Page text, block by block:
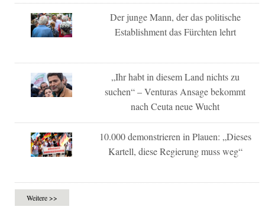
Der junge Mann, der das politische
Establishment das Fürchten lehrt
„Ihr habt in diesem Land nichts zu
suchen“ – Venturas Ansage bekommt
nach Ceuta neue Wucht
10.000 demonstrieren in Plauen: „Dieses
Kartell, diese Regierung muss weg“
Weitere >>